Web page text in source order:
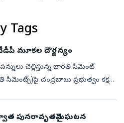
Tags
మూకల దౌర్జన్యం
చంద్రబాబు ప్రభుత్వం కక్ష
పునరావృతమైన ఘటన